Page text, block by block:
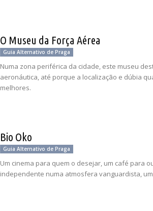
O Museu da Força Aérea
Guia Alternativo de Praga
Numa zona periférica da cidade, este museu
aeronáutica, até porque a localização e dúbia
melhores.
Bio Oko
Guia Alternativo de Praga
Um cinema para quem o desejar, um café para
independente numa atmosfera vanguardista,